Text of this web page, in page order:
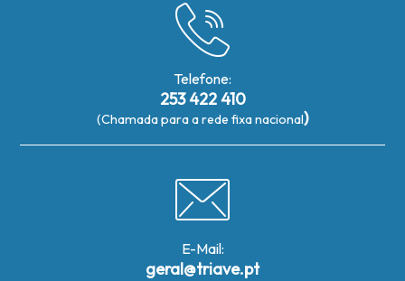
Telefone:
253 422 410
(Chamada para a rede fixa nacional)
E-Mail:
geral@triave.pt